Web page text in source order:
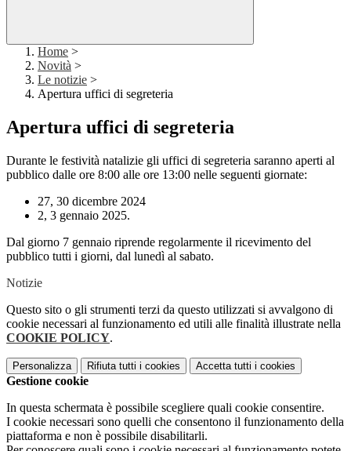
Home >
Novità >
Le notizie >
Apertura uffici di segreteria
Apertura uffici di segreteria
Durante le festività natalizie gli uffici di segreteria saranno aperti al
pubblico dalle ore 8:00 alle ore 13:00 nelle seguenti giornate:
27, 30 dicembre 2024
2, 3 gennaio 2025.
Dal giorno 7 gennaio riprende regolarmente il ricevimento del
pubblico tutti i giorni, dal lunedì al sabato.
Notizie
Questo sito o gli strumenti terzi da questo utilizzati si avvalgono di
cookie necessari al funzionamento ed utili alle finalità illustrate nella
COOKIE POLICY.
Personalizza Rifiuta tutti i cookies Accetta tutti i cookies
Gestione cookie
In questa schermata è possibile scegliere quali cookie consentire.
I cookie necessari sono quelli che consentono il funzionamento della
piattaforma e non è possibile disabilitarli.